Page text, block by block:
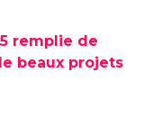
remplie de
beaux projets